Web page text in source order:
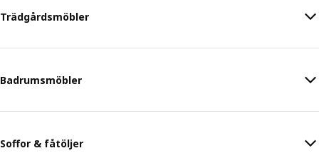
Trädgårdsmöbler
Badrumsmöbler
Soffor & fåtöljer